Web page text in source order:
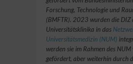
Forschung, Technologie und
(BMFTR). 2023 wurden die DIZ
Universitätsklinika in das
Universitätsmedizin (NUM)
werden sie im Rahmen des NUM
gefördert, aber weiterhin durch